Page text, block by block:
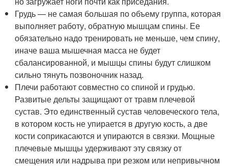
Грудь — не самая большая по объему группа, которая
выполняет работу, обратную мышцам спины. Ее
обязательно надо тренировать не меньше, чем спину,
иначе ваша мышечная масса не будет
сбалансированной, и мышцы спины будут слишком
сильно тянуть позвоночник назад.
Плечи работают совместно со спиной и грудью.
Развитые дельты защищают от травм плечевой
сустав. Это единственный сустав человеческого тела,
в котором кость не упирается в другую кость, а две
кости соприкасаются и упираются в связки. Мощные
плечевые мышцы удерживают эту связку от
смещения или надрыва при резком или непривычном